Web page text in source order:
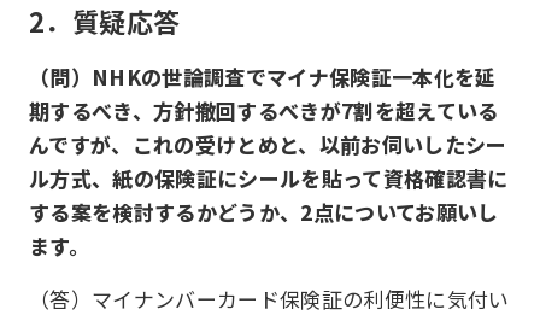
2．質疑応答
（問）NHKの世論調査でマイナ保険証一本化を延
期するべき、方針撤回するべきが7割を超えている
んですが、これの受けとめと、以前お伺いしたシー
ル方式、紙の保険証にシールを貼って資格確認書に
する案を検討するかどうか、2点についてお願いし
ます。
（答）マイナンバーカード保険証の利便性に気付い